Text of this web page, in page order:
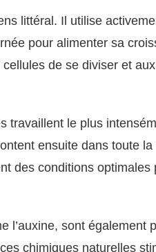
littéral. Il utilise
pour alimenter sa
cellules de se diviser et
travaillent le plus
ensuite dans toute la
des conditions optimales
l’auxine, sont également
chimiques naturelles